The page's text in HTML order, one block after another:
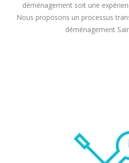
déménagement soit une
Nous proposons un processus
déménagement